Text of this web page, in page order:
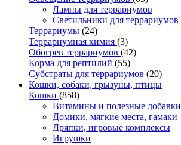
Лампы для террариумов
Светильники для террариумов
Террариумы (24)
Террариумная химия (3)
Обогрев террариумов (42)
Корма для рептилий (55)
Субстраты для террариумов (20)
Кошки, собаки, грызуны, птицы
Кошки (858)
Витамины и полезные добавки
Домики, мягкие места, гамаки
Дряпки, игровые комплексы
Игрушки